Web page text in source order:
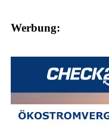
Werbung: